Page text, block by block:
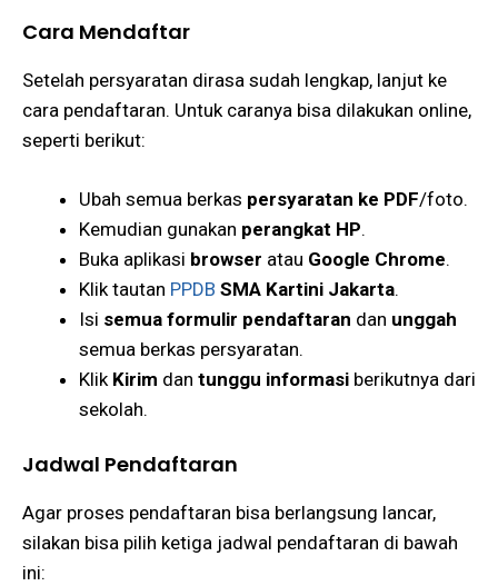
Cara Mendaftar
Setelah persyaratan dirasa sudah lengkap, lanjut ke
cara pendaftaran. Untuk caranya bisa dilakukan online,
seperti berikut:
Ubah semua berkas persyaratan ke PDF/foto.
Kemudian gunakan perangkat HP.
Buka aplikasi browser atau Google Chrome.
Klik tautan PPDB SMA Kartini Jakarta.
Isi semua formulir pendaftaran dan unggah
semua berkas persyaratan.
Klik Kirim dan tunggu informasi berikutnya dari
sekolah.
Jadwal Pendaftaran
Agar proses pendaftaran bisa berlangsung lancar,
silakan bisa pilih ketiga jadwal pendaftaran di bawah
ini: